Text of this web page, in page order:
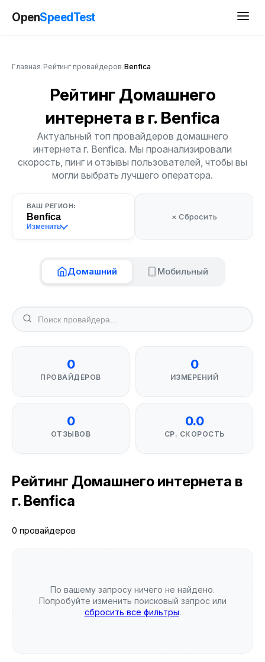
OpenSpeedTest
Главная Рейтинг провайдеров Benfica
Рейтинг Домашнего
интернета в г. Benfica
Актуальный топ провайдеров домашнего
интернета г. Benfica. Мы проанализировали
скорость, пинг и отзывы пользователей, чтобы вы
могли выбрать лучшего оператора.
ВАШ РЕГИОН:
Benfica
Изменить
× Сбросить
Домашний Мобильный
0
ПРОВАЙДЕРОВ
0
ИЗМЕРЕНИЙ
0
ОТЗЫВОВ
0.0
СР. СКОРОСТЬ
Рейтинг Домашнего интернета в
г. Benfica
0 провайдеров
По вашему запросу ничего не найдено.
Попробуйте изменить поисковый запрос или
сбросить все фильтры.